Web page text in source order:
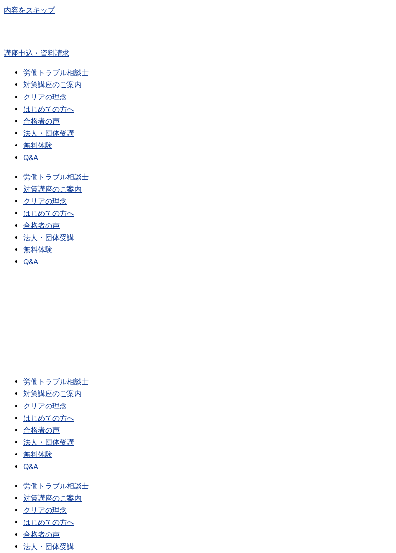
内容をスキップ
講座申込・資料請求
労働トラブル相談士
対策講座のご案内
クリアの理念
はじめての方へ
合格者の声
法人・団体受講
無料体験
Q&A
労働トラブル相談士
対策講座のご案内
クリアの理念
はじめての方へ
合格者の声
法人・団体受講
無料体験
Q&A
労働トラブル相談士
対策講座のご案内
クリアの理念
はじめての方へ
合格者の声
法人・団体受講
無料体験
Q&A
労働トラブル相談士
対策講座のご案内
クリアの理念
はじめての方へ
合格者の声
法人・団体受講